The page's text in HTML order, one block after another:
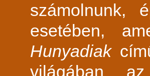
számolnunk,
esetében,
Hunyadiak
világában